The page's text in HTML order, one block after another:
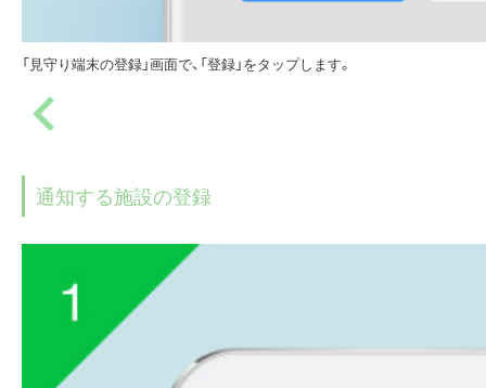
「見守り端末の登録」画面で、「登録」をタップします。
通知する施設の登録